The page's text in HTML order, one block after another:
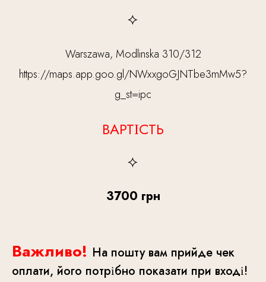
Warszawa, Modlinska 310/312
https://maps.app.goo.gl/NWxxgoGJNTbe3mMw5?
g_st=ipc
ВАРТІСТЬ
3700 грн
Важливо! На пошту вам прийде чек
оплати, його потрібно показати при вході!